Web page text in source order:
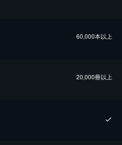
60,000本以上
20,000冊以上